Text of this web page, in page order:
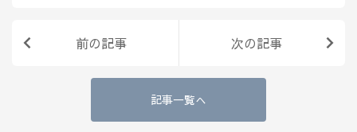
前の記事 次の記事
記事一覧へ